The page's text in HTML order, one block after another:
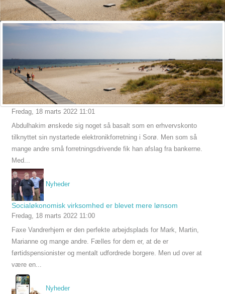
Nyheder
Svært for iværksættere at få en erhvervskonto
Fredag, 18 marts 2022 11:01
Abdulhakim ønskede sig noget så basalt som en erhvervskonto
tilknyttet sin nystartede elektronikforretning i Sorø. Men som så
mange andre små forretningsdrivende fik han afslag fra bankerne.
Med...
Nyheder
Socialøkonomisk virksomhed er blevet mere lønsom
Fredag, 18 marts 2022 11:00
Faxe Vandrerhjem er den perfekte arbejdsplads for Mark, Martin,
Marianne og mange andre. Fælles for dem er, at de er
førtidspensionister og mentalt udfordrede borgere. Men ud over at
være en...
Nyheder